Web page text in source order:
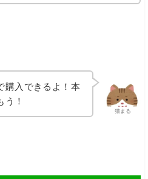
猫まる
購入できるよ！本
！